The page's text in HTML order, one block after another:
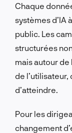
Chaque
systèmes d’IA
public. Les
structurées
mais autour
de
d’atteindre.
Pour les
changement